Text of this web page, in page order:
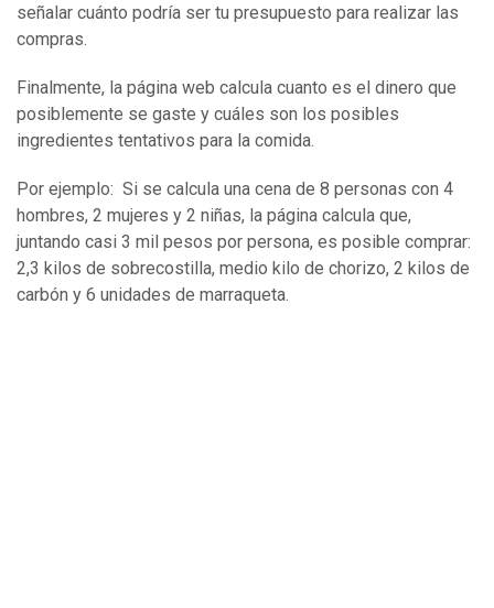
señalar cuánto podría ser tu presupuesto para realizar las
compras.
Finalmente, la página web calcula cuanto es el dinero que
posiblemente se gaste y cuáles son los posibles
ingredientes tentativos para la comida.
Por ejemplo: Si se calcula una cena de 8 personas con 4
hombres, 2 mujeres y 2 niñas, la página calcula que,
juntando casi 3 mil pesos por persona, es posible comprar:
2,3 kilos de sobrecostilla, medio kilo de chorizo, 2 kilos de
carbón y 6 unidades de marraqueta.